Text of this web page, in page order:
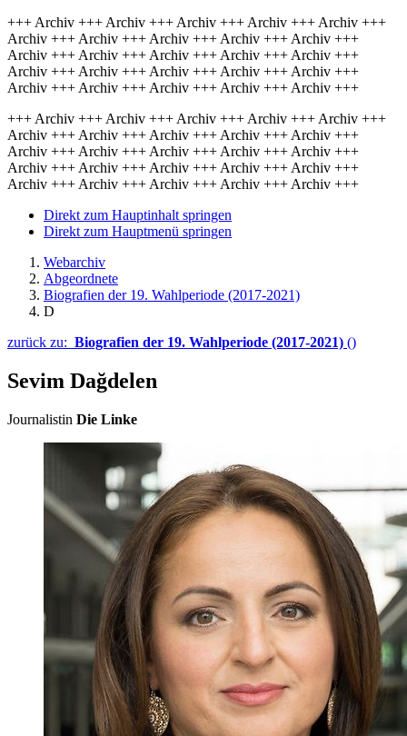
+++ Archiv +++ Archiv +++ Archiv +++ Archiv +++ Archiv +++
Archiv +++ Archiv +++ Archiv +++ Archiv +++ Archiv +++
Archiv +++ Archiv +++ Archiv +++ Archiv +++ Archiv +++
Archiv +++ Archiv +++ Archiv +++ Archiv +++ Archiv +++
Archiv +++ Archiv +++ Archiv +++ Archiv +++ Archiv +++
+++ Archiv +++ Archiv +++ Archiv +++ Archiv +++ Archiv +++
Archiv +++ Archiv +++ Archiv +++ Archiv +++ Archiv +++
Archiv +++ Archiv +++ Archiv +++ Archiv +++ Archiv +++
Archiv +++ Archiv +++ Archiv +++ Archiv +++ Archiv +++
Archiv +++ Archiv +++ Archiv +++ Archiv +++ Archiv +++
Direkt zum Hauptinhalt springen
Direkt zum Hauptmenü springen
Webarchiv
Abgeordnete
Biografien der 19. Wahlperiode (2017-2021)
D
zurück zu: Biografien der 19. Wahlperiode (2017-2021) ()
Sevim Dağdelen
Journalistin Die Linke